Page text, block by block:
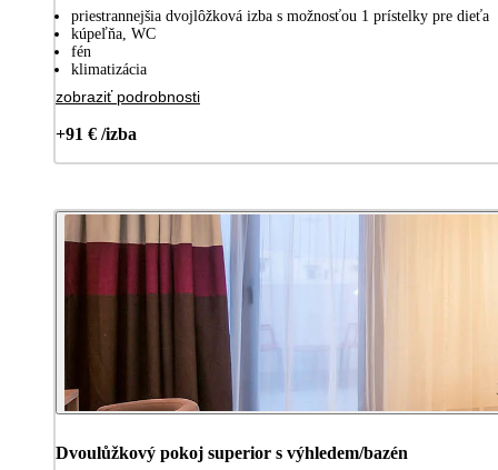
priestrannejšia dvojlôžková izba s možnosťou 1 prístelky pre dieťa
kúpeľňa, WC
fén
klimatizácia
zobraziť podrobnosti
+91 € /izba
Dvoulůžkový pokoj superior s výhledem/bazén